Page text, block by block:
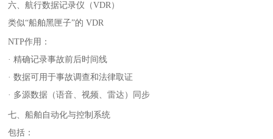
六、航行数据记录仪（VDR）
类似“船舶黑匣子”的 VDR
NTP作用：
· 精确记录事故前后时间线
· 数据可用于事故调查和法律取证
· 多源数据（语音、视频、雷达）同步
七、船舶自动化与控制系统
包括：